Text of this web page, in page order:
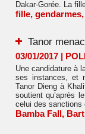
Dakar-Gorée. La
fille, gendarmes,
Tanor
03/01/2017 |
Une candidature à
ses instances, et
Tanor Dieng à
soutient qu’après
celui des sanctions
Bamba Fall,